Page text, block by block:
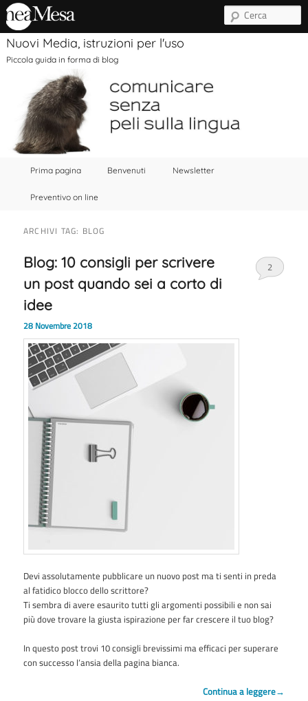
Nuovi Media, istruzioni per l'uso
Piccola guida in forma di blog
Menu principaleVai al contenuto principale
Vai al contenuto secondario
Prima pagina Benvenuti Newsletter
Preventivo on line
ARCHIVI TAG: BLOG
Blog: 10 consigli per scrivere
un post quando sei a corto di
idee
28 Novembre 2018
2
Devi assolutamente pubblicare un nuovo post ma ti senti in preda
al fatidico blocco dello scrittore?
Ti sembra di avere esaurito tutti gli argomenti possibili e non sai
più dove trovare la giusta ispirazione per far crescere il tuo blog?
In questo post trovi 10 consigli brevissimi ma efficaci per superare
con successo l’ansia della pagina bianca.
Continua a leggere→